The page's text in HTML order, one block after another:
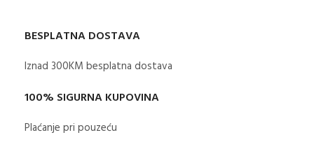
BESPLATNA DOSTAVA
Iznad 300KM besplatna dostava​
100% SIGURNA KUPOVINA
Plaćanje pri pouzeću